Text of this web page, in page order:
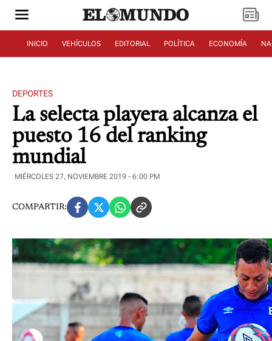
INICIO VEHÍCULOS EDITORIAL POLÍTICA ECONOMÍA
DEPORTES
La selecta playera alcanza el
puesto 16 del ranking
mundial
MIÉRCOLES 27, NOVIEMBRE 2019 - 6:00 PM
COMPARTIR: